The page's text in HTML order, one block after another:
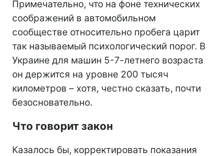
Примечательно, что на фоне технических
соображений в автомобильном
сообществе относительно пробега царит
так называемый психологический порог. В
Украине для машин 5-7-летнего возраста
он держится на уровне 200 тысяч
километров – хотя, честно сказать, почти
безосновательно.
Что говорит закон
Казалось бы, корректировать показания